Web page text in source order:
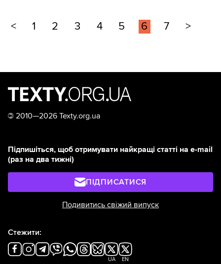
< 1 2 3 4 5 6 7 >
© 2010—2026 Texty.org.ua
Підпишіться, щоб отримувати найкращі статті на e-mail
(раз на два тижні)
ПІДПИСАТИСЯ
Подивитись свіжий випуск
Стежити:
UA EN